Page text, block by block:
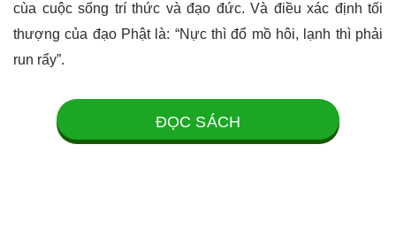
cùa cuộc sống trí thức và đạo đức. Và điều xác định tối
thượng của đạo Phật là: “Nực thì đổ mồ hôi, lạnh thì phải
run rẩy”.
ĐỌC SÁCH